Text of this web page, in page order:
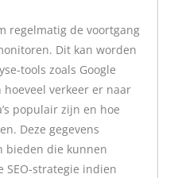
regelmatig de voortgang
Dit kan worden
tools zoals Google
verkeer er naar
populair zijn en hoe
Deze gegevens
bieden die kunnen
strategie indien